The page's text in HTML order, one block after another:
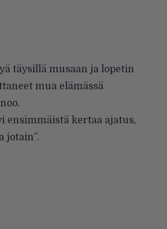
täysillä musaan ja lopetin
mua elämässä
ensimmäistä kertaa ajatus,
jotain”.